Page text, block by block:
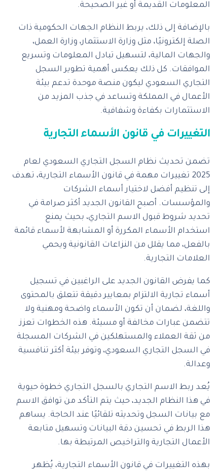
المعلومات القديمة أو غير الصحيحة.
بالإضافة إلى ذلك، يربط النظام الجهات الحكومية ذات
الصلة إلكترونيًا، مثل وزارة الاستثمار، وزارة العمل،
والجهات المالية، لتسهيل تبادل المعلومات وتسريع
الموافقات. كل ذلك يعكس أهمية تطوير السجل
التجاري السعودي ليكون منصة موحدة تدعم بيئة
الأعمال في المملكة وتساعد في جذب المزيد من
الاستثمارات بكفاءة وشفافية.
التغييرات في قانون الأسماء التجارية
تضمن تحديث نظام السجل التجاري السعودي لعام
2025 تغييرات مهمة في قانون الأسماء التجارية، تهدف
إلى تنظيم أفضل لاختيار أسماء الشركات
والمؤسسات. أصبح القانون الجديد أكثر صرامة في
تحديد شروط قبول الاسم التجاري، بحيث يمنع
استخدام الأسماء المكررة أو المشابهة لأسماء قائمة
بالفعل، مما يقلل من النزاعات القانونية ويحمي
العلامات التجارية.
كما يفرض القانون الجديد على الراغبين في تسجيل
أسماء تجارية الالتزام بمعايير دقيقة تتعلق بالمحتوى
واللغة، لضمان أن تكون الأسماء واضحة ومهنية ولا
تتضمن عبارات مخالفة أو مسيئة. هذه الخطوات تعزز
من ثقة العملاء والمستهلكين في الشركات المسجلة
في السجل التجاري السعودي، وتوفر بيئة أكثر تنافسية
وعدالة.
يُعد ربط الاسم التجاري بالسجل التجاري خطوة حيوية
في هذا النظام الجديد، حيث يتم التأكد من توافق الاسم
مع بيانات السجل وتحديثه تلقائيًا عند الحاجة. يساهم
هذا الربط في تحسين دقة البيانات وتسهيل متابعة
الأعمال التجارية والتراخيص المرتبطة بها.
بهذه التغييرات في قانون الأسماء التجارية، يُظهر